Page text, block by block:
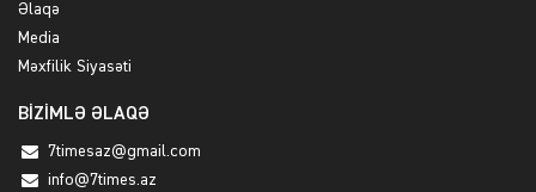
Əlaqə
Media
Məxfilik Siyasəti
BİZİMLƏ ƏLAQƏ
7timesaz@gmail.com
info@7times.az